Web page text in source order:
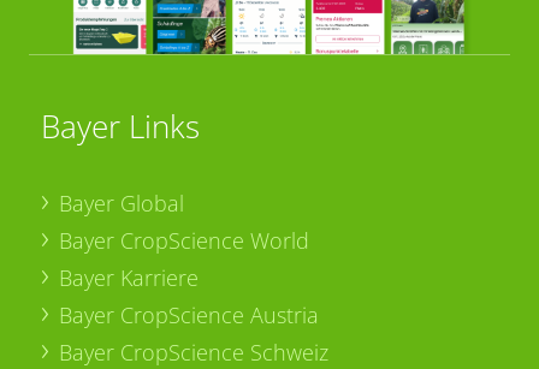
Bayer Links
Bayer Global
Bayer CropScience World
Bayer Karriere
Bayer CropScience Austria
Bayer CropScience Schweiz